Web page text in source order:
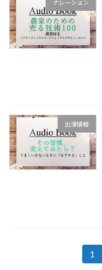
ナレーション
出演情報
固
定
1